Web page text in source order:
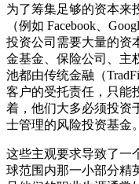
为了筹集足够的资本来
（例如 Facebook、
投资公司需要大量的资
金基金、保险公司、主
池都由传统金融（
客户的受托责任，只能
着，他们大多必须投资
士管理的风险投资基金。
这些主观要求导致了一
球范围内那一小部分精